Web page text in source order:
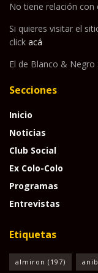
No tiene relación con
Si quieres visitar el
click acá
El de Blanco & Negro
Secciones
Inicio
Noticias
Club Social
Ex Colo-Colo
Programas
Entrevistas
Etiquetas
almiron (197)